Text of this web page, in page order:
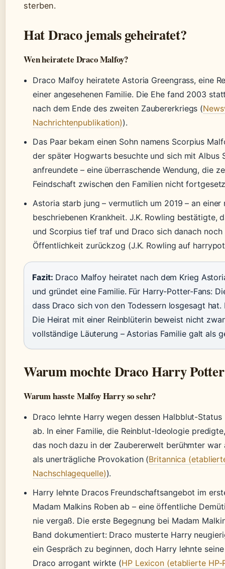
sterben.
Hat Draco jemals geheiratet?
Wen heiratete Draco Malfoy?
Draco Malfoy heiratete Astoria Greengrass, eine
einer angesehenen Familie. Die Ehe fand 2003
nach dem Ende des zweiten Zaubererkriegs (
Nachrichtenpublikation)).
Das Paar bekam einen Sohn namens Scorpius
der später Hogwarts besuchte und sich mit Albus
anfreundete – eine überraschende Wendung, die
Feindschaft zwischen den Familien nicht
Astoria starb jung – vermutlich um 2019 – an einer
beschriebenen Krankheit. J.K. Rowling bestätigte,
und Scorpius tief traf und Draco sich danach noch
Öffentlichkeit zurückzog (J.K. Rowling auf
Fazit: Draco Malfoy heiratet nach dem Krieg
und gründet eine Familie. Für Harry-Potter-Fans:
dass Draco sich von den Todessern losgesagt hat.
Die Heirat mit einer Reinblüterin beweist nicht
vollständige Läuterung – Astorias Familie galt als
Warum mochte Draco Harry
Warum hasste Malfoy Harry so sehr?
Draco lehnte Harry wegen dessen Halbblut-Status
ab. In einer Familie, die Reinblut-Ideologie
das noch dazu in der Zaubererwelt berühmter war
als unerträgliche Provokation (Britannica
Nachschlagequelle)).
Harry lehnte Dracos Freundschaftsangebot im
Madam Malkins Roben ab – eine öffentliche
nie vergaß. Die erste Begegnung bei Madam
Band dokumentiert: Draco musterte Harry
ein Gespräch zu beginnen, doch Harry lehnte
Draco arrogant wirkte (HP Lexicon (etablierte HP-